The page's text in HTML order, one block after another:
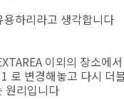
하리라고 생각합니다
이외의 장소에
로 변경해놓고 다시 더
원리입니다